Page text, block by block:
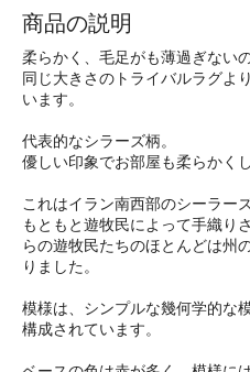
商品の説明
柔らかく、毛足がも薄過ぎない
同じ大きさのトライバルラグよ
います。
代表的なシラーズ柄。
優しい印象でお部屋も柔らかく
これはイラン南西部のシーラー
もともと遊牧民によって手織り
らの遊牧民たちのほとんどは州
りました。
模様は、シンプルな幾何学的な
構成されています。